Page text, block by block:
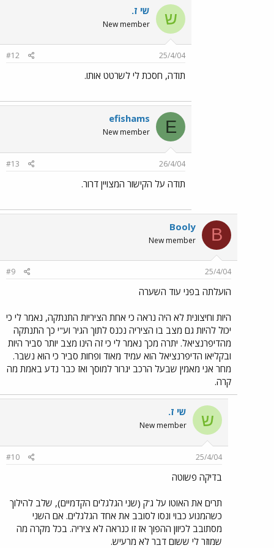
ש שי ז.
New member
25/4/04
#12
תודה, חסכת לי לשרטט אותו.
E
efishams
New member
26/4/04
#13
תודה על הקישור המצויין דרור.
B
Booly
New member
25/4/04
#9
הועלתה בפני עוד השערה
היות וחיצונית לא היה נראה כי אחת הציריות התנתקה, נאמר לי כי
יכול להיות גם מצב בו הציריה נכנס לתוך הגיר וע"י כך התנתקה
מהדיפרנציאל. יתרה מכך נאמר לי כי זה הינו מצב יותר סביר היות
ובקליאו הדיפרנציאל הוא עמיד מאוד ופחות סביר כי הוא נשבר.
מחר אני מאמין שבעל הרכב יגרור למוסך ואז כבר נדע באמת מה
קרה.
ש שי ז.
New member
25/4/04
#10
בדיקה פשוטה
תרים את האוטו על ג'ק (שני הגלגלים הקדמיים), שלב להילוך
כשהמנוע כבוי ונסו לסובב את אחד הגלגלים. אם השני
מסתובב לכיוון ההפוך אז זו כנראה לא ציריה. בכל מקרה מה
שמוזר לי ששום דבר לא מרעיש.